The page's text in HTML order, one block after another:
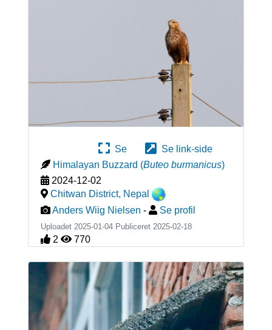
Se
Se link-side
Himalayan Buzzard (Buteo burmanicus)
2024-12-02
Chitwan District, Nepal
Anders Wiig Nielsen - Se profil
Uploadet 2025-01-04 Publiceret 2025-02-18
2 770